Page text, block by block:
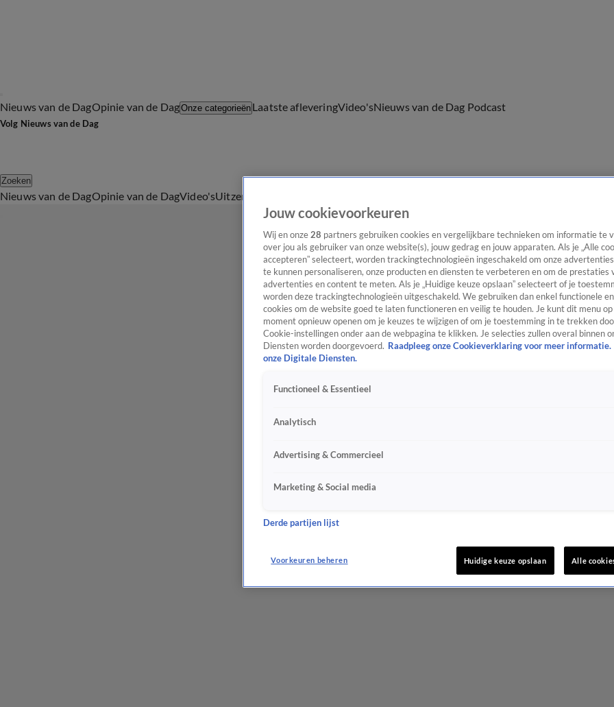
Nieuws van de DagOpinie van de DagOnze categorieën Laatste afleveringVideo'sNieuws van de Dag Podcast
Volg Nieuws van de Dag
Zoeken
Nieuws van de DagOpinie van de DagVideo'sUitzendingen
Jouw cookievoorkeuren
Wij en onze 28 partners gebruiken cookies en vergelijkbare technieken om informatie te
over jou als gebruiker van onze website(s), jouw gedrag en jouw apparaten. Als je „Alle
accepteren” selecteert, worden trackingtechnologieën ingeschakeld om onze
te kunnen personaliseren, onze producten en diensten te verbeteren en om de prestaties
advertenties en content te meten. Als je „Huidige keuze opslaan” selecteert of je
worden deze trackingtechnologieën uitgeschakeld. We gebruiken dan enkel functionele
cookies om de website goed te laten functioneren en veilig te houden. Je kunt dit menu
moment opnieuw openen om je keuzes te wijzigen of om je toestemming in te trekken
Cookie-instellingen onder aan de webpagina te klikken. Je selecties zullen overal binnen
Diensten worden doorgevoerd. Raadpleeg onze Cookieverklaring voor meer informatie.
onze Digitale Diensten.
Functioneel & Essentieel
Analytisch
Advertising & Commercieel
Marketing & Social media
Derde partijen lijst
Voorkeuren beheren Huidige keuze opslaan Alle